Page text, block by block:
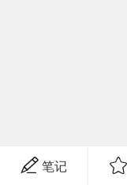
笔记